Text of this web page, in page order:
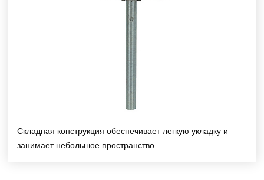
Складная конструкция обеспечивает легкую укладку и
занимает небольшое пространство.